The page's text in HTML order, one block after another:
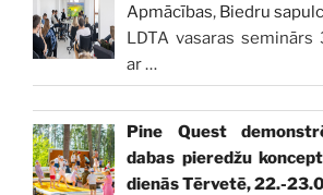
Apmācības, Biedru
LDTA vasaras seminārs
ar…
Pine Quest
dabas pieredžu
dienās Tērvetē, 22.-